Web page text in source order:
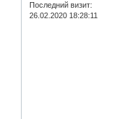
Последний визит:
26.02.2020 18:28:11